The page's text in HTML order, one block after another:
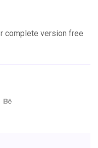
complete version free